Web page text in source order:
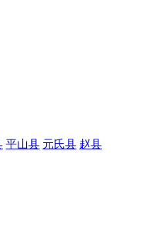
平山县 元氏县 赵县